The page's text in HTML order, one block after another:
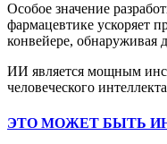
Особое значение
фармацевтике ускоряет
конвейере, обнаруживая
ИИ является мощным
человеческого
ЭТО МОЖЕТ БЫТЬ